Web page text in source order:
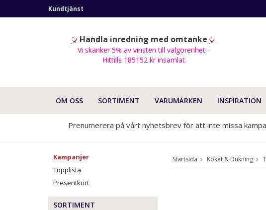
Kundtjänst
Handla inredning med omtanke
Vi skänker 5% av vinsten till välgörenhet -
Hittills 185152 kr insamlat
OM OSS SORTIMENT VARUMÄRKEN INSPIRATION
Prenumerera på vårt nyhetsbrev för att inte missa
Kampanjer
Topplista
Presentkort
SORTIMENT
Startsida Köket & Dukning